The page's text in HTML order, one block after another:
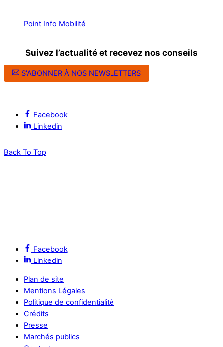
Point Info Mobilité
Suivez l’actualité et recevez nos conseils
S'ABONNER À NOS NEWSLETTERS
Facebook
Linkedin
Back To Top
Facebook
Linkedin
Plan de site
Mentions Légales
Politique de confidentialité
Crédits
Presse
Marchés publics